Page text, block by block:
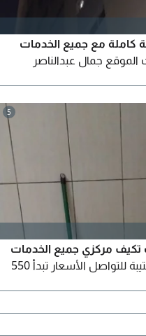
كاملة مع جميع الخدمات
جمال عبدالناصر
5
تكيف مركزي جميع الخدمات
الشارقة شارع جمال عبدالناصر برج ألعتيبة للتواصل الأسعار تبدأ 550